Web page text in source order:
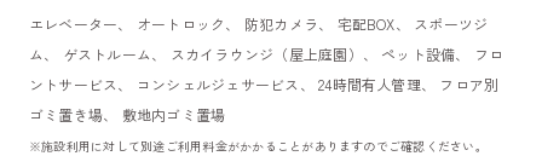
エレベーター、 オートロック、 防犯カメラ、 宅配BOX、 スポーツジ
ム、 ゲストルーム、 スカイラウンジ（屋上庭園）、 ペット設備、 フロ
ントサービス、 コンシェルジェサービス、 24時間有人管理、 フロア別
ゴミ置き場、 敷地内ゴミ置場
※施設利用に対して別途ご利用料金がかかることがありますのでご確認ください。